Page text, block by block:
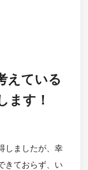
えている
ます！
しましたが、幸
きておらず、い